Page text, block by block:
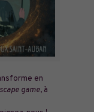
en
game, à